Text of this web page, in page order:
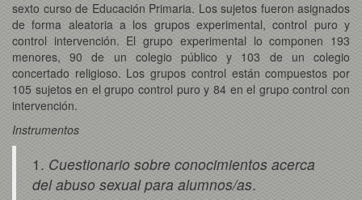
sexto curso de Educación Primaria. Los sujetos fueron asignados
de forma aleatoria a los grupos experimental, control puro y
control intervención. El grupo experimental lo componen 193
menores, 90 de un colegio público y 103 de un colegio
concertado religioso. Los grupos control están compuestos por
105 sujetos en el grupo control puro y 84 en el grupo control con
intervención.
Instrumentos
1. Cuestionario sobre conocimientos acerca
del abuso sexual para alumnos/as.